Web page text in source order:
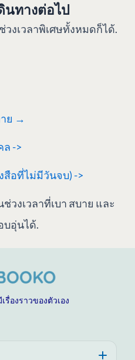
นทางต่อไป
งเวลาพิเศษทั้งหมดก็ได้.
ย →
->
สือที่ไม่มีวันจบ) ->
วงเวลาที่เบา สบาย และ
บอุ่นได้.
รื่องราวของตัวเอง